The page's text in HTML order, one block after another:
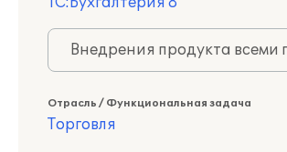
Внедрения продукта
Отрасль / Функциональная задача
Торговля